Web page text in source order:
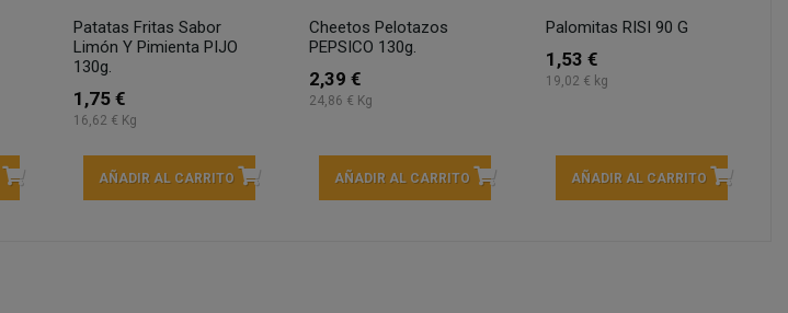
Patatas Fritas Sabor
Limón Y Pimienta PIJO
130g.
1,75 €
16,62 € Kg
AÑADIR AL CARRITO
Cheetos Pelotazos
PEPSICO 130g.
2,39 €
24,86 € Kg
AÑADIR AL CARRITO
Palomitas RISI 90 G
1,53 €
19,02 € kg
AÑADIR AL CARRITO